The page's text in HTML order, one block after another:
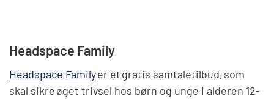
Headspace Family
Headspace Familyer et gratis samtaletilbud, som
skal sikre øget trivsel hos børn og unge i alderen 12-